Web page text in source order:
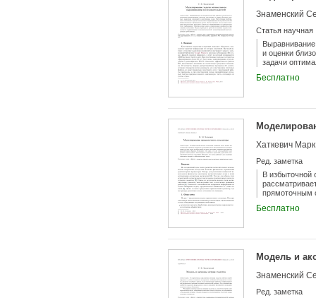
Знаменский
Статья научная
и оценки
задачи
требованиям.
Бесплатно
Хаткевич
Ред. заметка
В избыточной
прямоточным
сложения
Бесплатно
Модель и
Знаменский
Ред. заметка